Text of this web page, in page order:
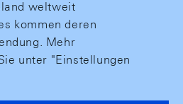
weltweit
kommen deren
Mehr
unter "Einstellungen